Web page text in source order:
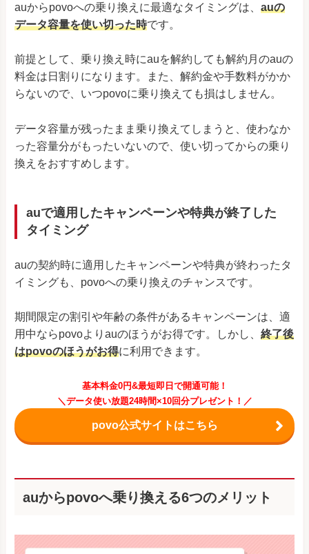
auからpovoへの乗り換えに最適なタイミングは、 auの
データ容量を使い切った時です。
前提として、乗り換え時にauを解約しても解約月のauの
料金は日割りになります。また、解約金や手数料がかか
らないので、いつpovoに乗り換えても損はしません。
データ容量が残ったまま乗り換えてしまうと、使わなか
った容量分がもったいないので、使い切ってからの乗り
換えをおすすめします。
auで適用したキャンペーンや特典が終了した
タイミング
auの契約時に適用したキャンペーンや特典が終わったタ
イミングも、povoへの乗り換えのチャンスです。
期間限定の割引や年齢の条件があるキャンペーンは、適
用中ならpovoよりauのほうがお得です。しかし、 終了後
はpovoのほうがお得に利用できます。
基本料金0円&最短即日で開通可能！
＼データ使い放題24時間×10回分プレゼント！／
povo公式サイトはこちら
auからpovoへ乗り換える6つのメリット